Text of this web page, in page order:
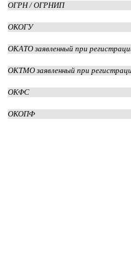
ОГРН / ОГРНИП
ОКОГУ
ОКАТО заявленный при
ОКТМО заявленный при
ОКФС
ОКОПФ